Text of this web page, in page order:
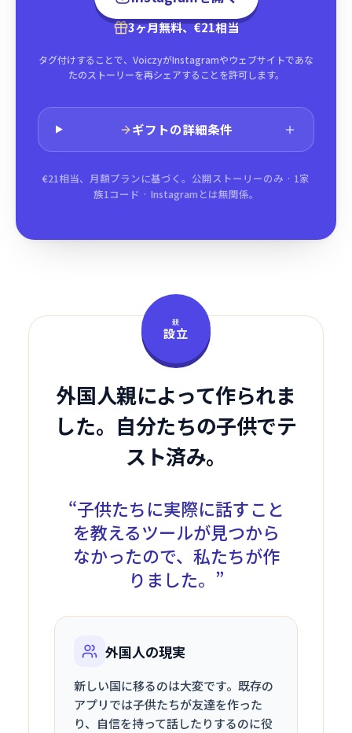
3ヶ月無料、€21相当
タグ付けすることで、VoiczyがInstagramやウェブサイトであな
たのストーリーを再シェアすることを許可します。
ギフトの詳細条件
€21相当、月額プランに基づく。公開ストーリーのみ · 1家
族1コード · Instagramとは無関係。
親
設立
外国人親によって作られま
した。自分たちの子供でテ
スト済み。
“子供たちに実際に話すこと
を教えるツールが見つから
なかったので、私たちが作
りました。 ”
外国人の現実
新しい国に移るのは大変です。既存の
アプリでは子供たちが友達を作った
り、自信を持って話したりするのに役